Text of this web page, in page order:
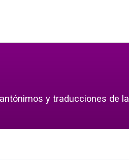
y traducciones de